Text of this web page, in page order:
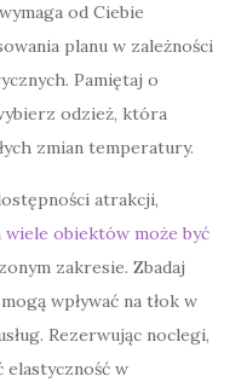
od Ciebie
planu w zależności
Pamiętaj o
odzież, która
zmian temperatury.
atrakcji,
obiektów może być
zakresie. Zbadaj
wpływać na tłok w
Rezerwując noclegi,
elastyczność w